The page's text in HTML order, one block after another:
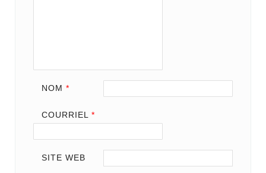
NOM *
COURRIEL *
SITE WEB